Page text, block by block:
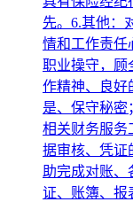
先。6.其他：
情和工作责任
职业操守，顾
作精神、良好
是、保守秘密
相关财务服务
据审核、凭证
助完成对账、
证、账簿、报